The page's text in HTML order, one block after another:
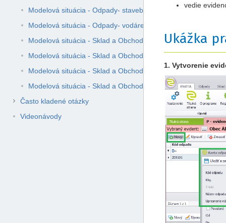
Modelová situácia - Odpady- stavebná spoločnosť (O/S)
Modelová situácia - Odpady- vodárenská spoločnosť - ČOV
Modelová situácia - Sklad a Obchod - váženie
Modelová situácia - Sklad a Obchod - Výkupca a spracovateľ
Modelová situácia - Sklad a Obchod - Výkupca starých
Modelová situácia - Sklad a Obchod - výkupňa druhotných
Často kladené otázky
Videonávody
vedie
Ukážka
1. Vytvorenie